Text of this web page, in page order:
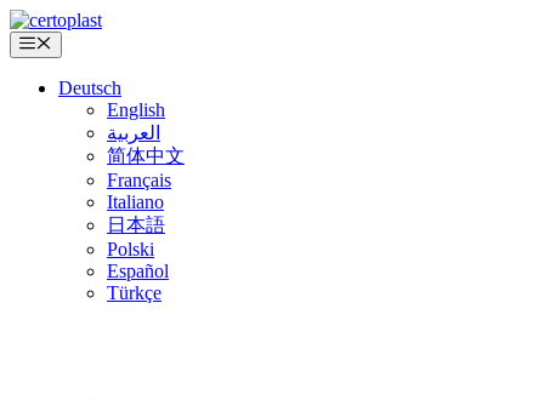
Zum
Inhalt
springen
Menü
Deutsch
English
العربية
简体中文
Français
Italiano
日本語
Polski
Español
Türkçe